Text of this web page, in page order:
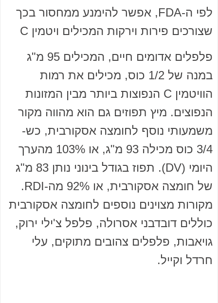
לפי ה-FDA, אפשר להימנע ממחסור בכך
שצורכים פירות וירקות המכילים ויטמין C
פלפלים אדומים חיים, המכילים 95 מ"ג
במנה של 1/2 כוס, מכילים את רמות
הוויטמין C הנפוצות ביותר מבין המזונות
הנפוצים. מיץ תפוזים גם הוא מהווה מקור
משמעותי נוסף לחומצה אסקורבית, כש-
3/4 כוס מכילה 93 מ"ג, או 103% מהערך
היומי (DV). תפוז בגודל בינוני נותן 83 מ"ג
של חומצה אסקורבית, או 92% מה-RDI.
מקורות מצוינים נוספים לחומצה אסקורבית
כוללים דובדבני אסרולה, פלפל צ'ילי ירוק,
גויאבות, פלפלים צהובים מתוקים, עלי
חרדל וקייל.